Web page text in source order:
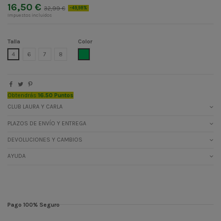
16,50 € 32,99 € -49,98%
Impuestos incluidos
Talla
4
6 7 8
Color
Obtendrás 16.50 Puntos
CLUB LAURA Y CARLA
PLAZOS DE ENVÍO Y ENTREGA
DEVOLUCIONES Y CAMBIOS
AYUDA
Pago 100% Seguro